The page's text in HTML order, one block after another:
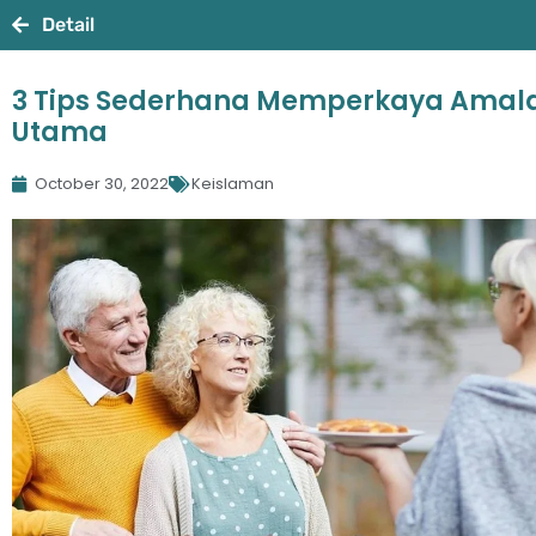
Detail
3 Tips Sederhana Memperkaya
Utama
October 30, 2022 Keislaman